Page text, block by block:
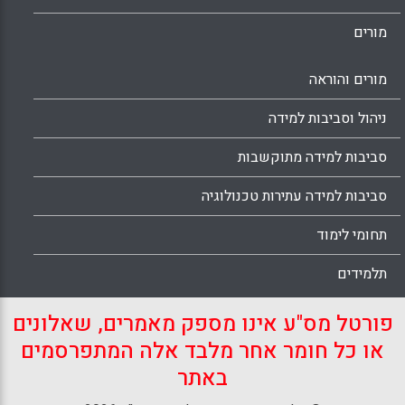
מורים
מורים והוראה
ניהול וסביבות למידה
סביבות למידה מתוקשבות
סביבות למידה עתירות טכנולוגיה
תחומי לימוד
תלמידים
פורטל מס"ע אינו מספק מאמרים, שאלונים
או כל חומר אחר מלבד אלה המתפרסמים
באתר